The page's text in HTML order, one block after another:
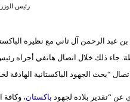
رئيس
عبد الرحمن آل ثاني مع نظيره
جاء ذلك خلال اتصال هاتفي أجراه
“بحث الجهود الباكستانية
“تقدير بلاده لجهود باكستان،